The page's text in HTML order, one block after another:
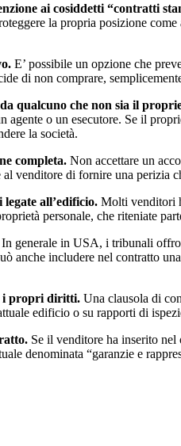
ai cosiddetti “contratti
la propria posizione
E’ possibile un opzione che
di non comprare,
qualcuno che non sia il
agente o un esecutore. Se il
la società.
completa. Non accettare un
venditore di fornire una perizia
all’edificio. Molti venditori
personale, che riteniate
In generale in USA, i tribunali
anche includere nel contratto
i propri diritti. Una clausola di
edificio o su rapporti di
Se il venditore ha inserito
denominata “garanzie e